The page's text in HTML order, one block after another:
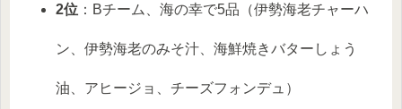
2位 ：Bチーム、海の幸で5品（伊勢海老チャーハ
ン、伊勢海老のみそ汁、海鮮焼きバターしょう
油、アヒージョ、チーズフォンデュ）